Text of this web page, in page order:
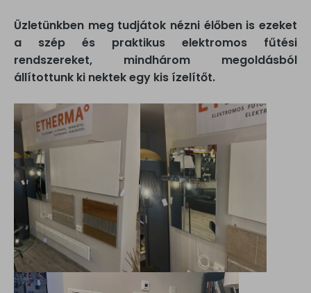
Üzletünkben meg tudjátok nézni élőben is ezeket
a szép és praktikus elektromos fűtési
rendszereket, mindhárom megoldásból
állítottunk ki nektek egy kis ízelítőt.